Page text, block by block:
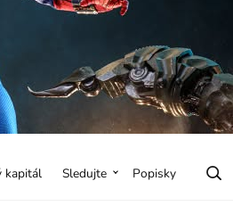
kapitál Sledujte Popisky